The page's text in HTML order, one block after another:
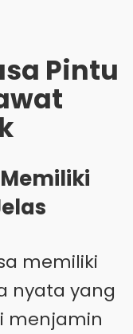
Pintu
memiliki
nyata yang
menjamin